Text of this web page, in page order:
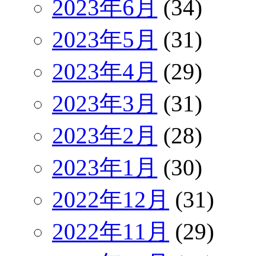
2023年6月 (34)
2023年5月 (31)
2023年4月 (29)
2023年3月 (31)
2023年2月 (28)
2023年1月 (30)
2022年12月 (31)
2022年11月 (29)